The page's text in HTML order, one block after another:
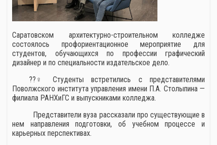
Саратовском архитектурно-строительном колледже
состоялось профориентационное мероприятие для
студентов, обучающихся по профессии графический
дизайнер и по специальности издательское дело.
??♀️Студенты встретились с представителями
Поволжского института управления имени П.А. Столыпина —
филиала РАНХиГС и выпускниками колледжа.
Представители вуза рассказали про существующие в
нем направления подготовки, об учебном процессе и
карьерных перспективах.